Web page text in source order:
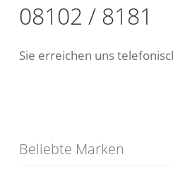
08102 / 8181
Sie erreichen uns
Beliebte Marken